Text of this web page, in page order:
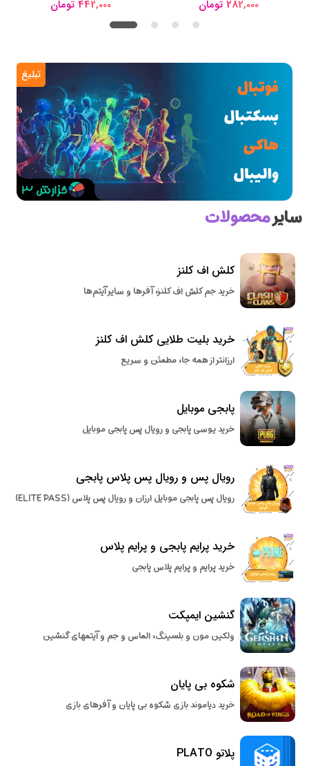
442,000 تومان 282,000 تومان
تبلیغ
سایرمحصولات
کلش اف کلنز
خرید جم کلش اف کلنز، آفرها و سایر آیتم‌ها
خرید بلیت طلایی کلش اف کلنز
ارزانتر از همه جا، مطمئن و سریع
پابجی موبایل
خرید یوسی پابجی و رویال پس پابجی موبایل
رویال پس و رویال پس پلاس پابجی
رویال پس پابجی موبایل ارزان و رویال پس پلاس (ELITE PASS)
خرید پرایم پابجی و پرایم پلاس
خرید پرایم و پرایم پلاس پابجی
گنشین ایمپکت
ولکین مون و بلسینگ، الماس و جم و آیتمهای گنشین
شکوه بی پایان
خرید دیاموند بازی شکوه بی پایان و آفرهای بازی
پلاتو PLATO